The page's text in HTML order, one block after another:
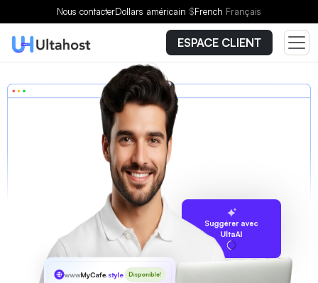
Nous contacterDollars américain $French Français
ESPACE CLIENT
Suggérer avec
UltaAI
wwwMyCafe.style Disponible!